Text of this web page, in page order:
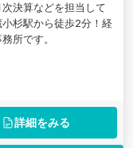
決算などを担当して
杉駅から徒歩2分！経
所です。
詳細をみる